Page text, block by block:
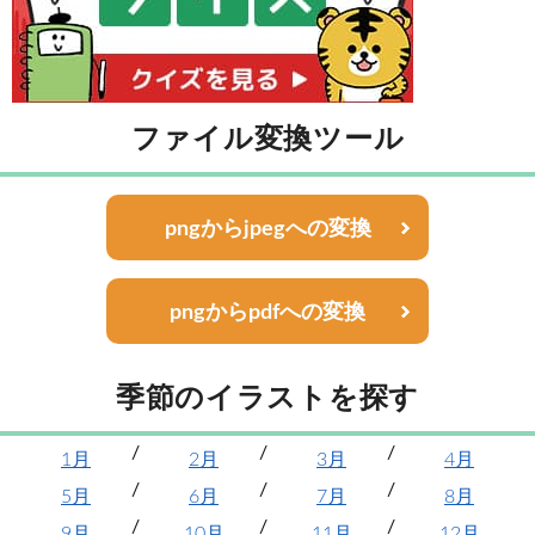
ファイル変換ツール
pngからjpegへの変換
pngからpdfへの変換
季節のイラストを探す
1月 2月 3月
4月
5月
6月 7月
8月